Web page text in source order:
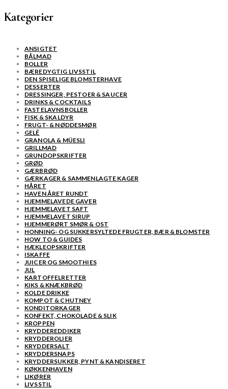
Kategorier
ANSIGTET
BÅLMAD
BOLLER
BÆREDYGTIG LIVSSTIL
DEN SPISELIGE BLOMSTERHAVE
DESSERTER
DRESSINGER, PESTOER & SAUCER
DRINKS & COCKTAILS
FASTELAVNSBOLLER
FISK & SKALDYR
FRUGT- & NØDDESMØR
GELÉ
GRANOLA & MÜESLI
GRILLMAD
GRUNDOPSKRIFTER
GRØD
GÆRBRØD
GÆRKAGER & SAMMENLAGTE KAGER
HÅRET
HAVEN ÅRET RUNDT
HJEMMELAVEDE GAVER
HJEMMELAVET SAFT
HJEMMELAVET SIRUP
HJEMMERØRT SMØR & OST
HONNING- OG SUKKERSYLTEDE FRUGTER, BÆR & BLOMSTER
HOW TO & GUIDES
HÆKLEOPSKRIFTER
ISKAFFE
JUICER OG SMOOTHIES
JUL
KARTOFFELRETTER
KIKS & KNÆKBRØD
KOLDE DRIKKE
KOMPOT & CHUTNEY
KONDITORKAGER
KONFEKT, CHOKOLADE & SLIK
KROPPEN
KRYDDEREDDIKER
KRYDDEROLIER
KRYDDERSALT
KRYDDERSNAPS
KRYDDERSUKKER, PYNT & KANDISERET
KØKKENHAVEN
LIKØRER
LIVSSTIL